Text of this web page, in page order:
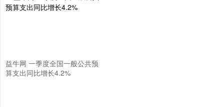
益牛网 一季度全国一般公共预
算支出同比增长4.2%